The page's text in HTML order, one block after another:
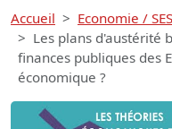
Accueil
Economie / SES
Les plans d'austérité
finances publiques des
économique ?